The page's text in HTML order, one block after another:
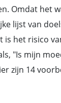
Omdat het
lijst van
het risico
"Is mijn
zijn 14